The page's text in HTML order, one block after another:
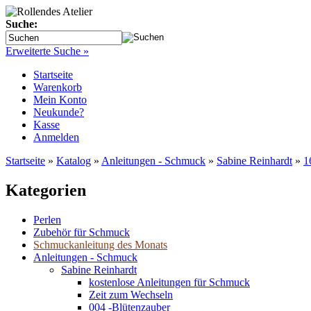
Suche:
Erweiterte Suche »
Startseite
Warenkorb
Mein Konto
Neukunde?
Kasse
Anmelden
Startseite » Katalog » Anleitungen - Schmuck » Sabine Reinhardt »
Kategorien
Perlen
Zubehör für Schmuck
Schmuckanleitung des Monats
Anleitungen - Schmuck
Sabine Reinhardt
kostenlose Anleitungen für Schmuck
Zeit zum Wechseln
004 -Blütenzauber